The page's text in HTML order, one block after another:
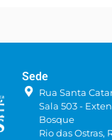
Sede
Rua Santa
Sala 503 -
Bosque
Rio das Ostras,